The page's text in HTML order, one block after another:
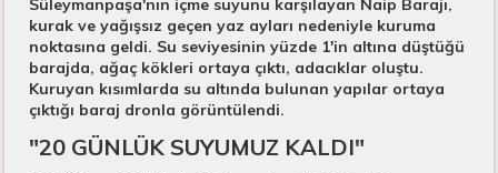
n
h
i
Süleymanpaşa'nın içme suyunu karşılayan Naip Barajı,
kurak ve yağışsız geçen yaz ayları nedeniyle kuruma
noktasına geldi. Su seviyesinin yüzde 1'in altına düştüğü
barajda, ağaç kökleri ortaya çıktı, adacıklar oluştu.
Kuruyan kısımlarda su altında bulunan yapılar ortaya
çıktığı baraj dronla görüntülendi.
"20 GÜNLÜK SUYUMUZ KALDI"​